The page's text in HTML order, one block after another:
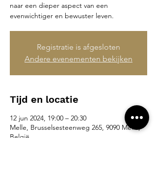
naar een dieper aspect van een
evenwichtiger en bewuster leven.
Registratie is afgesloten
Andere evenementen bekijken
Tijd en locatie
12 jun 2024, 19:00 – 20:30
Melle, Brusselsesteenweg 265, 9090 Melle,
België